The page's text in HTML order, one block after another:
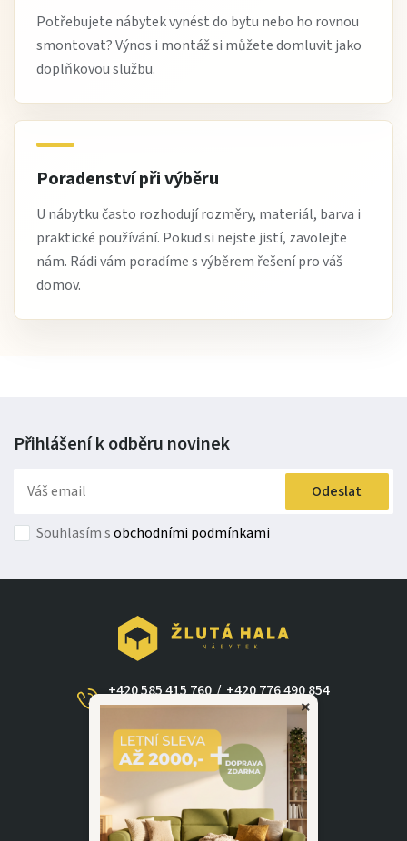
Potřebujete nábytek vynést do bytu nebo ho rovnou
smontovat? Výnos i montáž si můžete domluvit jako
doplňkovou službu.
Poradenství při výběru
U nábytku často rozhodují rozměry, materiál, barva i
praktické používání. Pokud si nejste jistí, zavolejte
nám. Rádi vám poradíme s výběrem řešení pro váš
domov.
Přihlášení k odběru novinek
Odeslat
Souhlasím sobchodními podmínkami
+420 585 415 760 / +420 776 490 854
dotazy@zlutahala.cz
×